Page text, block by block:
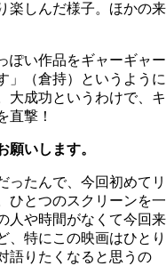
楽しんだ様子。ほかの来
ぽい作品をギャーギャー
」（倉持）というように
大成功というわけで、キ
直撃！
いします。
たんで、今回初めてリ
ひとつのスクリーンを一
人や時間がなくて今回来
、特にこの映画はひとり
語りたくなると思うの